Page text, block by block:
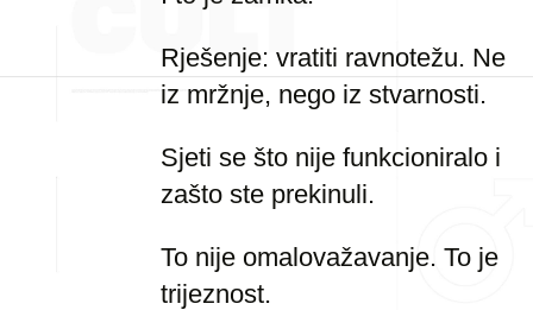
Rješenje: vratiti ravnotežu. Ne
iz mržnje, nego iz stvarnosti.
Sjeti se što nije funkcioniralo i
zašto ste prekinuli.
To nije omalovažavanje. To je
trijeznost.